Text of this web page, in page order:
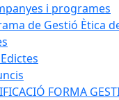
i programes
de Gestió Ètica
FORMA